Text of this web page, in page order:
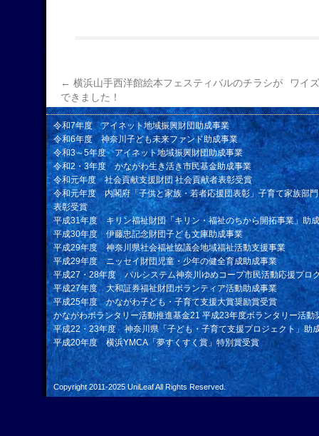
← 横浜山手西洋館絵本フェスティバルのチラシが
できました！
ワイ
令和7年度 アイネット地域振興財団助成事業
令和6年度 神奈川子ども未来ファンド助成事業
令和3～5年度 アイネット地域振興財団助成事業
令和2・3年度 かながわ生き活き市民基金助成事業
令和元年度 社会貢献支援財団 社会貢献者表彰受賞
令和元年度 内閣府「子供と家族・若者応援団表彰」子育て家族部
表彰受賞
平成31年度 キリン福祉財団「キリン・福祉のちから開拓事業」助
平成30年度 伊藤忠記念財団子ども文庫助成事業
平成29年度 神奈川県社会福祉協議会地域福祉活動支援事業
平成29年度 ニッセイ財団児童・少年の健全育成助成事業
平成27・28年度 パルシステム神奈川ゆめコープ市民活動応援プロ
平成27年度 大和証券福祉財団ボランティア活動助成事業
平成25年度 かながわ子ども・子育て支援大賞奨励賞受賞
かながわボランタリー活動推進基金21 平成23年度ボランタリー活動
平成22・23年度 神奈川県「子ども・子育て支援プロジェクト」助
平成20年度 横浜YMCA「夢すくすく賞」特別賞受賞
Copyright 2011-2025 UniLeafAll Rights Reserved.